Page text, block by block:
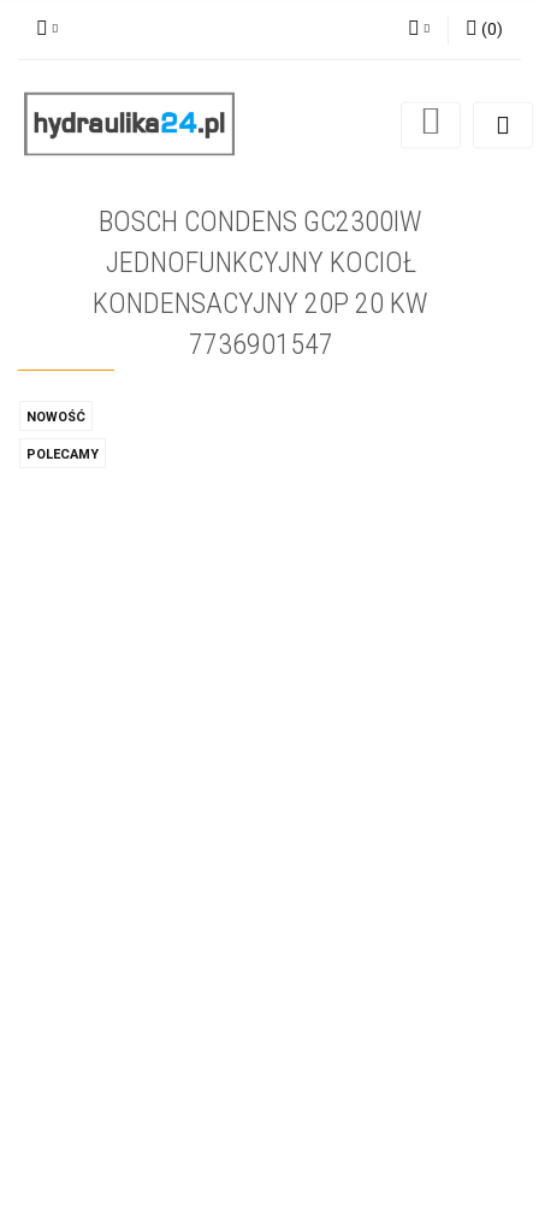
Zarejestruj się
(0)
BOSCH CONDENS GC2300IW
JEDNOFUNKCYJNY KOCIOŁ
KONDENSACYJNY 20P 20 KW
7736901547
NOWOŚĆ
POLECAMY